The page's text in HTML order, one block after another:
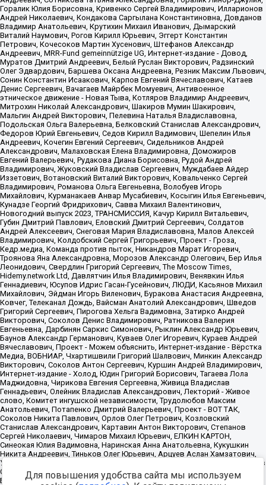
Для повышения удобства сайта мы используем